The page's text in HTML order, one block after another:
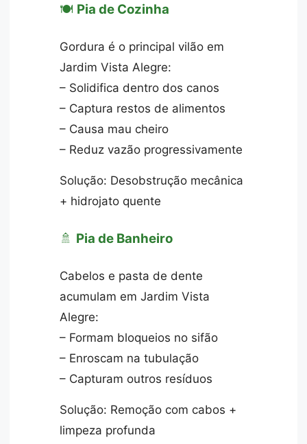
🍽️ Pia de Cozinha
Gordura é o principal vilão em
Jardim Vista Alegre:
– Solidifica dentro dos canos
– Captura restos de alimentos
– Causa mau cheiro
– Reduz vazão progressivamente
Solução: Desobstrução mecânica
+ hidrojato quente
🚿 Pia de Banheiro
Cabelos e pasta de dente
acumulam em Jardim Vista
Alegre:
– Formam bloqueios no sifão
– Enroscam na tubulação
– Capturam outros resíduos
Solução: Remoção com cabos +
limpeza profunda